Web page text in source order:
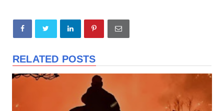
RELATED POSTS